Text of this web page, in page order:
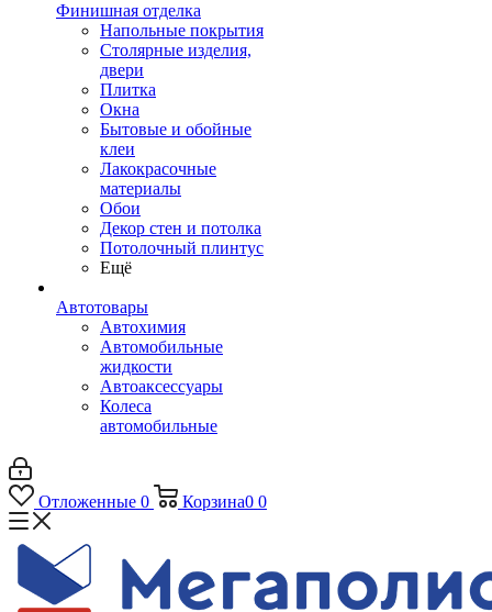
Финишная отделка
Напольные покрытия
Столярные изделия,
двери
Плитка
Окна
Бытовые и обойные
клеи
Лакокрасочные
материалы
Обои
Декор стен и потолка
Потолочный плинтус
Ещё
Автотовары
Автохимия
Автомобильные
жидкости
Автоаксессуары
Колеса
автомобильные
Отложенные 0 Корзина0 0